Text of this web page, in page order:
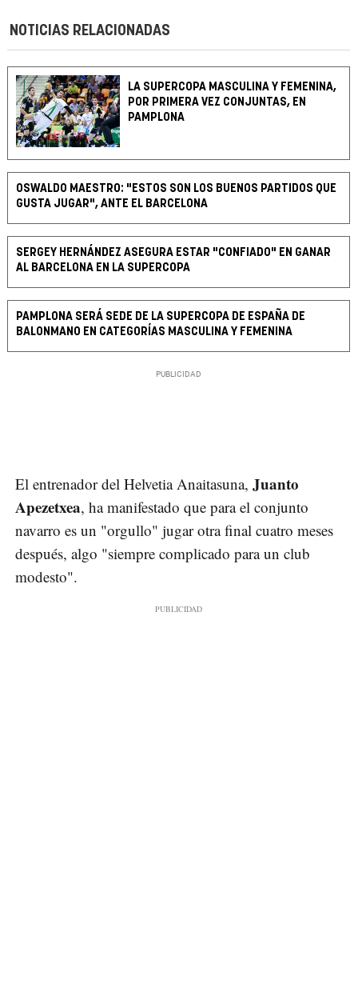
NOTICIAS RELACIONADAS
LA SUPERCOPA MASCULINA Y FEMENINA,
POR PRIMERA VEZ CONJUNTAS, EN
PAMPLONA
OSWALDO MAESTRO: "ESTOS SON LOS BUENOS PARTIDOS QUE
GUSTA JUGAR", ANTE EL BARCELONA
SERGEY HERNÁNDEZ ASEGURA ESTAR "CONFIADO" EN GANAR
AL BARCELONA EN LA SUPERCOPA
PAMPLONA SERÁ SEDE DE LA SUPERCOPA DE ESPAÑA DE
BALONMANO EN CATEGORÍAS MASCULINA Y FEMENINA
El entrenador del Helvetia Anaitasuna, Juanto
Apezetxea, ha manifestado que para el conjunto
navarro es un "orgullo" jugar otra final cuatro meses
después, algo "siempre complicado para un club
modesto".